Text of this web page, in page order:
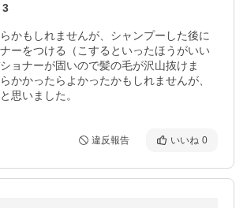
3
かもしれませんが、シャンプーした後に
ーをつける（こするといったほうがいい
ョナーが固いので髪の毛が沢山抜けま
かかったらよかったかもしれませんが、
思いました。
違反報告 いいね 0